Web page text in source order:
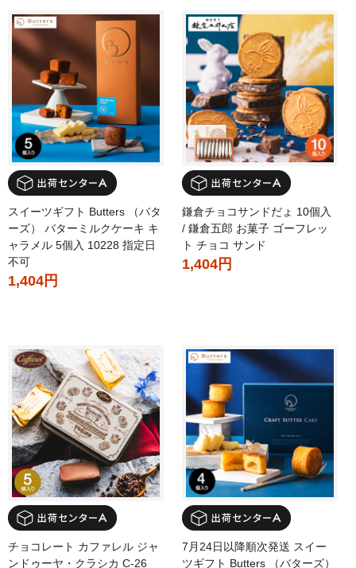
スイーツギフト Butters （バタ
ーズ） バターミルクケーキ キ
ャラメル 5個入 10228 指定日
不可
1,404円
鎌倉チョコサンドだょ 10個入
/ 鎌倉五郎 お菓子 ゴーフレッ
ト チョコ サンド
1,404円
チョコレート カファレル ジャ
ンドゥーヤ・クラシカ C-26
7月24日以降順次発送 スイー
ツギフト Butters （バターズ）